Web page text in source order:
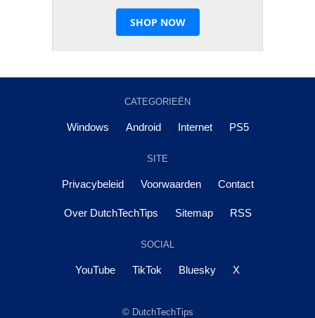
CATEGORIEËN
Windows Android Internet PS5
SITE
Privacybeleid Voorwaarden Contact
Over DutchTechTips Sitemap RSS
SOCIAL
YouTube TikTok Bluesky X
© DutchTechTips